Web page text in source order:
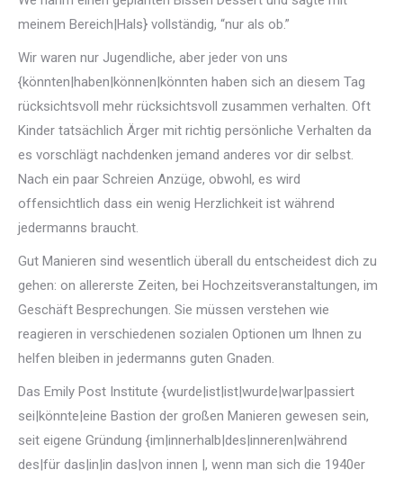
meinem Bereich|Hals} vollständig, “nur als ob.”
Wir waren nur Jugendliche, aber jeder von uns
{könnten|haben|können|könnten haben sich an diesem Tag
rücksichtsvoll mehr rücksichtsvoll zusammen verhalten. Oft
Kinder tatsächlich Ärger mit richtig persönliche Verhalten da
es vorschlägt nachdenken jemand anderes vor dir selbst.
Nach ein paar Schreien Anzüge, obwohl, es wird
offensichtlich dass ein wenig Herzlichkeit ist während
jedermanns braucht.
Gut Manieren sind wesentlich überall du entscheidest dich zu
gehen: on allererste Zeiten, bei Hochzeitsveranstaltungen, im
Geschäft Besprechungen. Sie müssen verstehen wie
reagieren in verschiedenen sozialen Optionen um Ihnen zu
helfen bleiben in jedermanns guten Gnaden.
Das Emily Post Institute {wurde|ist|ist|wurde|war|passiert
sei|könnte|eine Bastion der großen Manieren gewesen sein,
seit eigene Gründung {im|innerhalb|des|inneren|während
des|für das|in|in das|von innen |, wenn man sich die 1940er